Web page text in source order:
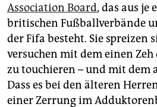
Association Board, das aus je
britischen Fußballverbände
der Fifa besteht. Sie spreizen
versuchen mit dem einen
zu touchieren – und mit dem
Dass es bei den älteren
einer Zerrung im